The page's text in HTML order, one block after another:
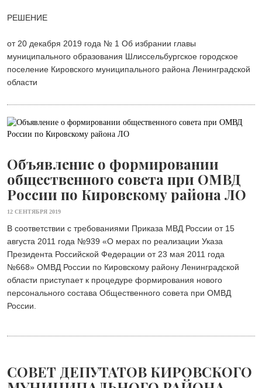
РЕШЕНИЕ
от 20 декабря 2019 года № 1 Об избрании главы
муниципального образования Шлиссельбургское городское
поселение Кировского муниципального района Ленинградской
области
Объявление о формировании
общественного совета при ОМВД
России по Кировскому района ЛО
12 СЕНТЯБРЯ 2019
В соответствии с требованиями Приказа МВД России от 15
августа 2011 года №939 «О мерах по реализации Указа
Президента Российской Федерации от 23 мая 2011 года
№668» ОМВД России по Кировскому району Ленинградской
области приступает к процедуре формирования нового
персонального состава Общественного совета при ОМВД
России.
СОВЕТ ДЕПУТАТОВ КИРОВСКОГО